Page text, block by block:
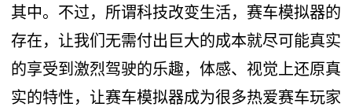
其中。不过，所谓科技改变生活，赛车模拟器的
存在，让我们无需付出巨大的成本就尽可能真实
的享受到激烈驾驶的乐趣，体感、视觉上还原真
实的特性，让赛车模拟器成为很多热爱赛车玩家